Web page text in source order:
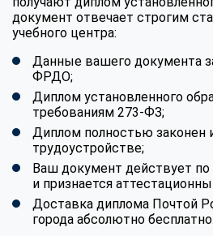
документ отвечает строгим
учебного центра:
Данные вашего документа
ФРДО;
Диплом установленного
требованиям 273-ФЗ;
Диплом полностью законен
трудоустройстве;
Ваш документ действует
и признается
Доставка диплома Почтой
города абсолютно бесплатно.